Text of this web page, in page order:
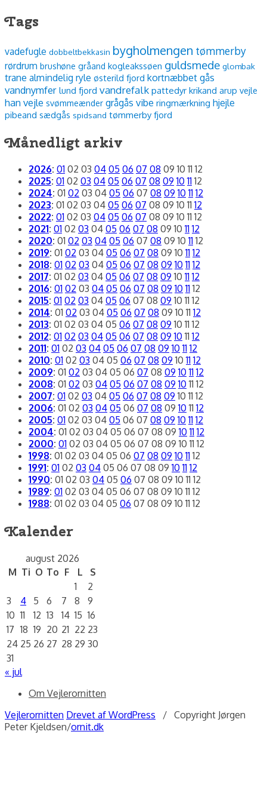
Tags
vadefugle dobbeltbekkasin bygholmengen tømmerby
rørdrum brushøne gråand kogleakssøen guldsmede glombak
trane almindelig ryle østerild fjord kortnæbbet gås
vandnymfer lund fjord vandrefalk pattedyr krikand arup vejle
han vejle svømmeænder grågås vibe ringmærkning hjejle
pibeand sædgås spidsand tømmerby fjord
Månedligt arkiv
2026: 01 02 03 04 05 06 07 08 09 10 11 12
2025: 01 02 03 04 05 06 07 08 09 10 11 12
2024: 01 02 03 04 05 06 07 08 09 10 11 12
2023: 01 02 03 04 05 06 07 08 09 10 11 12
2022: 01 02 03 04 05 06 07 08 09 10 11 12
2021: 01 02 03 04 05 06 07 08 09 10 11 12
2020: 01 02 03 04 05 06 07 08 09 10 11 12
2019: 01 02 03 04 05 06 07 08 09 10 11 12
2018: 01 02 03 04 05 06 07 08 09 10 11 12
2017: 01 02 03 04 05 06 07 08 09 10 11 12
2016: 01 02 03 04 05 06 07 08 09 10 11 12
2015: 01 02 03 04 05 06 07 08 09 10 11 12
2014: 01 02 03 04 05 06 07 08 09 10 11 12
2013: 01 02 03 04 05 06 07 08 09 10 11 12
2012: 01 02 03 04 05 06 07 08 09 10 11 12
2011: 01 02 03 04 05 06 07 08 09 10 11 12
2010: 01 02 03 04 05 06 07 08 09 10 11 12
2009: 01 02 03 04 05 06 07 08 09 10 11 12
2008: 01 02 03 04 05 06 07 08 09 10 11 12
2007: 01 02 03 04 05 06 07 08 09 10 11 12
2006: 01 02 03 04 05 06 07 08 09 10 11 12
2005: 01 02 03 04 05 06 07 08 09 10 11 12
2004: 01 02 03 04 05 06 07 08 09 10 11 12
2000: 01 02 03 04 05 06 07 08 09 10 11 12
1998: 01 02 03 04 05 06 07 08 09 10 11 12
1991: 01 02 03 04 05 06 07 08 09 10 11 12
1990: 01 02 03 04 05 06 07 08 09 10 11 12
1989: 01 02 03 04 05 06 07 08 09 10 11 12
1988: 01 02 03 04 05 06 07 08 09 10 11 12
Kalender
august 2026
M Ti O To F L
S
1
2
3
4 5 6 7 8
9
10 11 12 13 14 15 16
17 18 19 20 21 22 23
24 25 26 27 28 29 30
31
« jul
Om Vejlerornitten
Vejlerornitten Drevet af WordPress / Copyright Jørgen
Peter Kjeldsen/ornit.dk